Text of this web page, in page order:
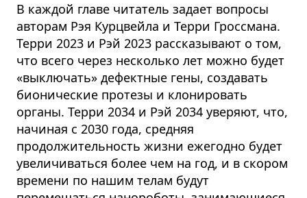
В каждой главе читатель задает вопросы
авторам Рэя Курцвейла и Терри Гроссмана.
Терри 2023 и Рэй 2023 рассказывают о том,
что всего через несколько лет можно будет
«выключать» дефектные гены, создавать
бионические протезы и клонировать
органы. Терри 2034 и Рэй 2034 уверяют, что,
начиная с 2030 года, средняя
продолжительность жизни ежегодно будет
увеличиваться более чем на год, и в скором
времени по нашим телам будут